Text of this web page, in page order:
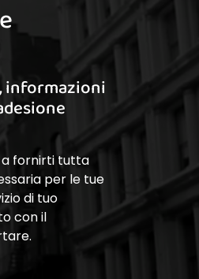
informazioni
fornirti tutta
per le tue
di tuo
con il